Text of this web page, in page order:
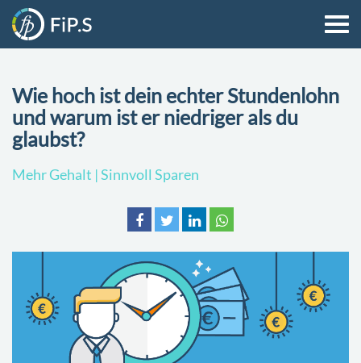
Wie hoch ist dein echter Stundenlohn
und warum ist er niedriger als du
glaubst?
Mehr Gehalt | Sinnvoll Sparen